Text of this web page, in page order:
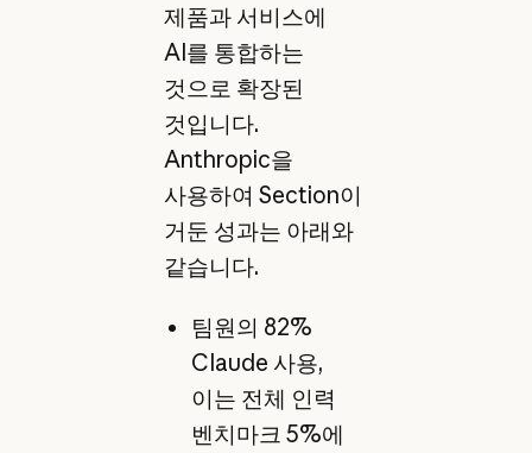
제품과 서비스에
AI를 통합하는
것으로 확장된
것입니다.
Anthropic을
사용하여 Section이
거둔 성과는 아래와
같습니다.
팀원의 82%
Claude 사용,
이는 전체 인력
벤치마크 5%에